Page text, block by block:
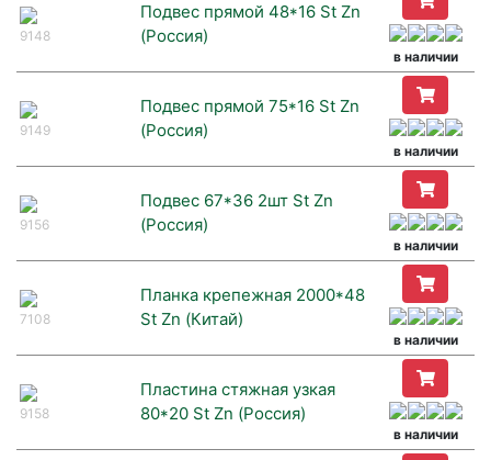
9148
Подвес прямой 48*16 St Zn
(Россия)
в наличии
9149
Подвес прямой 75*16 St Zn
(Россия)
в наличии
9156
Подвес 67*36 2шт St Zn
(Россия)
в наличии
7108
Планка крепежная 2000*48
St Zn (Китай)
в наличии
9158
Пластина стяжная узкая
80*20 St Zn (Россия)
в наличии